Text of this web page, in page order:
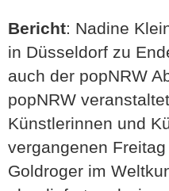
Bericht: Nadine
in Düsseldorf zu
auch der popNRW
popNRW
Künstlerinnen und
vergangenen
Goldroger im